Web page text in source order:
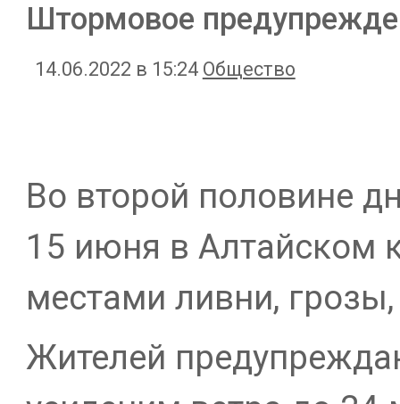
Штормовое
14.06.2022 в 15:24 Общество
Во второй половине
15 июня в Алтайском
местами ливни, грозы,
Жителей